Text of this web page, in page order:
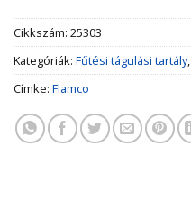
Cikkszám: 25303
Kategóriák: Fűtési tágulási tartály,
Címke: Flamco